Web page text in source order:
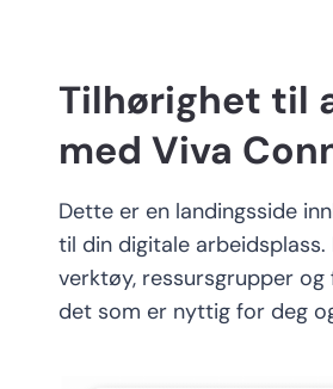
Tilhørighet til
med Viva
Dette er en landingsside
til din digitale arbeidsplass.
verktøy, ressursgrupper og
det som er nyttig for deg